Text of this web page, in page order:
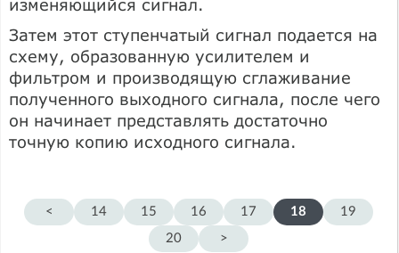
изменяющийся сигнал.
Затем этот ступенчатый сигнал подается на
схему, образованную усилителем и
фильтром и производящую сглаживание
полученного выходного сигнала, после чего
он начинает представлять достаточно
точную копию исходного сигнала.
< 14 15 16 17 18
19
20
>